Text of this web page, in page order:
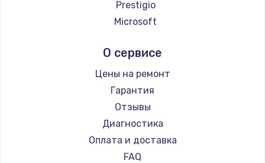
Ремонт ноутбуков Google
Ремонт ноутбуков Echips
Ремонт ноутбуков Predator
Ремонт ноутбуков iru
Ремонт ноутбуков Machenike
Ремонт ноутбуков DEXP
Ремонт ноутбуков Teclast
Ремонт ноутбуков CHUWI
Ремонт ноутбуков Colorful
Prestigio
Microsoft
Aquarius
Gigabyte
Aorus
Maibenben
Getac
Epson
Philips
О сервисе
Цены на ремонт
Гарантия
Отзывы
Диагностика
Оплата и доставка
FAQ